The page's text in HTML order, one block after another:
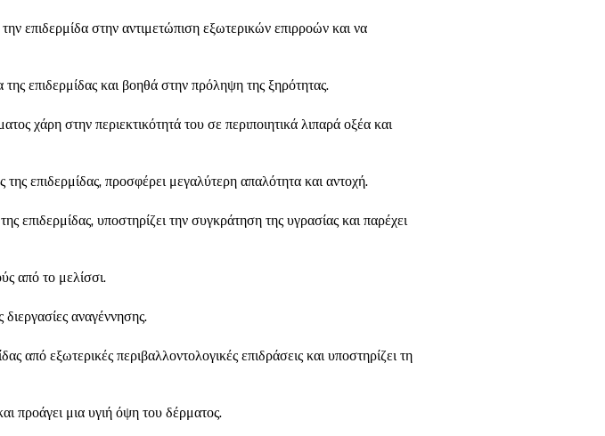
επιδερμίδα στην αντιμετώπιση εξωτερικών επιρροών και να
επιδερμίδας και βοηθά στην πρόληψη της ξηρότητας.
χάρη στην περιεκτικότητά του σε περιποιητικά λιπαρά οξέα και
επιδερμίδας, προσφέρει μεγαλύτερη απαλότητα και αντοχή.
επιδερμίδας, υποστηρίζει την συγκράτηση της υγρασίας και παρέχει
από το μελίσσι.
αναγέννησης.
από εξωτερικές περιβαλλοντολογικές επιδράσεις και υποστηρίζει τη
προάγει μια υγιή όψη του δέρματος.